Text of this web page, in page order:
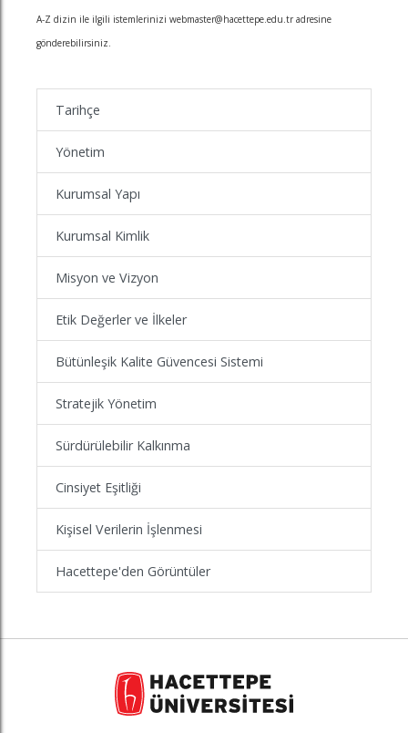
A-Z dizin ile ilgili istemlerinizi webmaster@hacettepe.edu.tr adresine
gönderebilirsiniz.
Tarihçe
Yönetim
Kurumsal Yapı
Kurumsal Kimlik
Misyon ve Vizyon
Etik Değerler ve İlkeler
Bütünleşik Kalite Güvencesi Sistemi
Stratejik Yönetim
Sürdürülebilir Kalkınma
Cinsiyet Eşitliği
Kişisel Verilerin İşlenmesi
Hacettepe'den Görüntüler